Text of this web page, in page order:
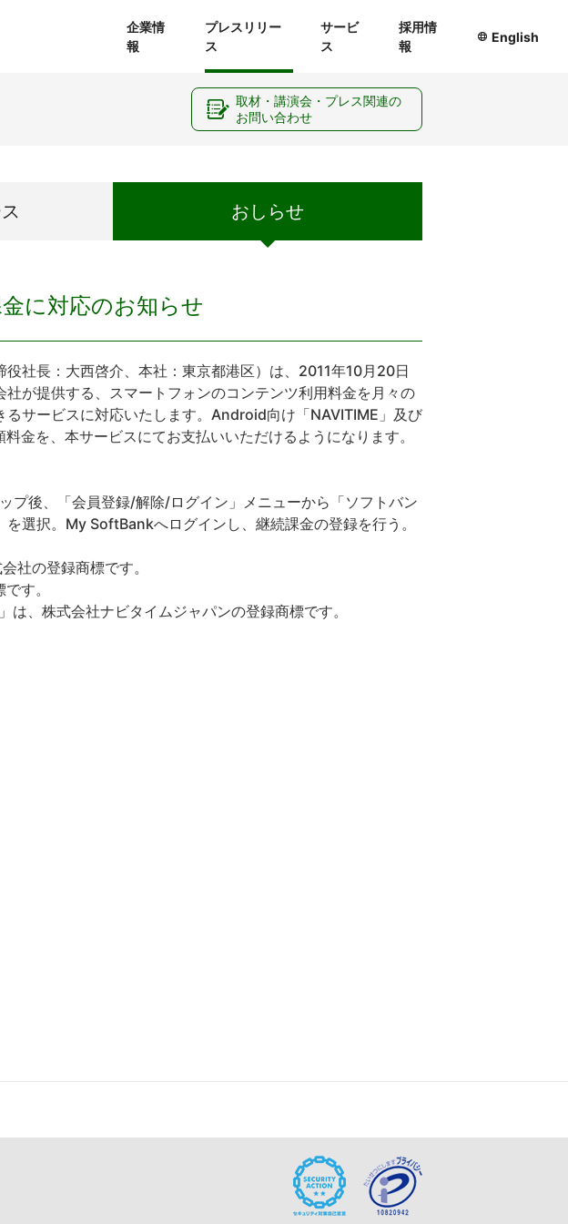
企業情
報
プレスリリー
ス
サービ
ス
採用情
報
English
おしらせ
に対応のお知らせ
社長：大西啓介、本社：東京都港区）は、2011年10月20日
社が提供する、スマートフォンのコンテンツ利用料金を月々の
サービスに対応いたします。Android向け「NAVITIME」及び
金を、本サービスにてお支払いいただけるようになります。
プ後、「会員登録/解除/ログイン」メニューから「ソフトバン
選択。My SoftBankへログインし、継続課金の登録を行う。
社の登録商標です。
す。
、株式会社ナビタイムジャパンの登録商標です。
取材・講演会・プレス関連の
お問い合わせ